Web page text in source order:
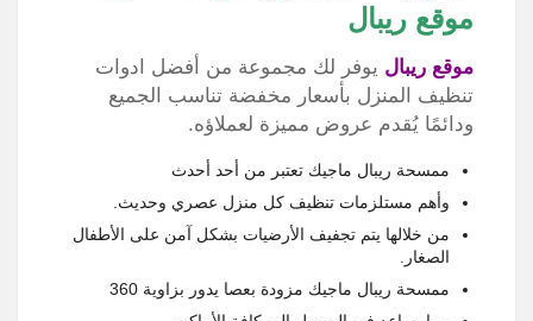
موقع ريبال
موقع ريبال يوفر لك مجموعة من أفضل ادوات
تنظيف المنزل بأسعار مخفضة تناسب الجميع
ودائمًا يُقدم عروض مميزة لعملاؤه.
ممسحة ريبال ماجيك تعتبر من أحد أحدث
وأهم مستلزمات تنظيف كل منزل عصري وحديث.
من خلالها يتم تجفيف الأرضيات بشكل آمن على الأطفال
الصغار.
ممسحة ريبال ماجيك مزودة بعصا يدور بزاوية 360